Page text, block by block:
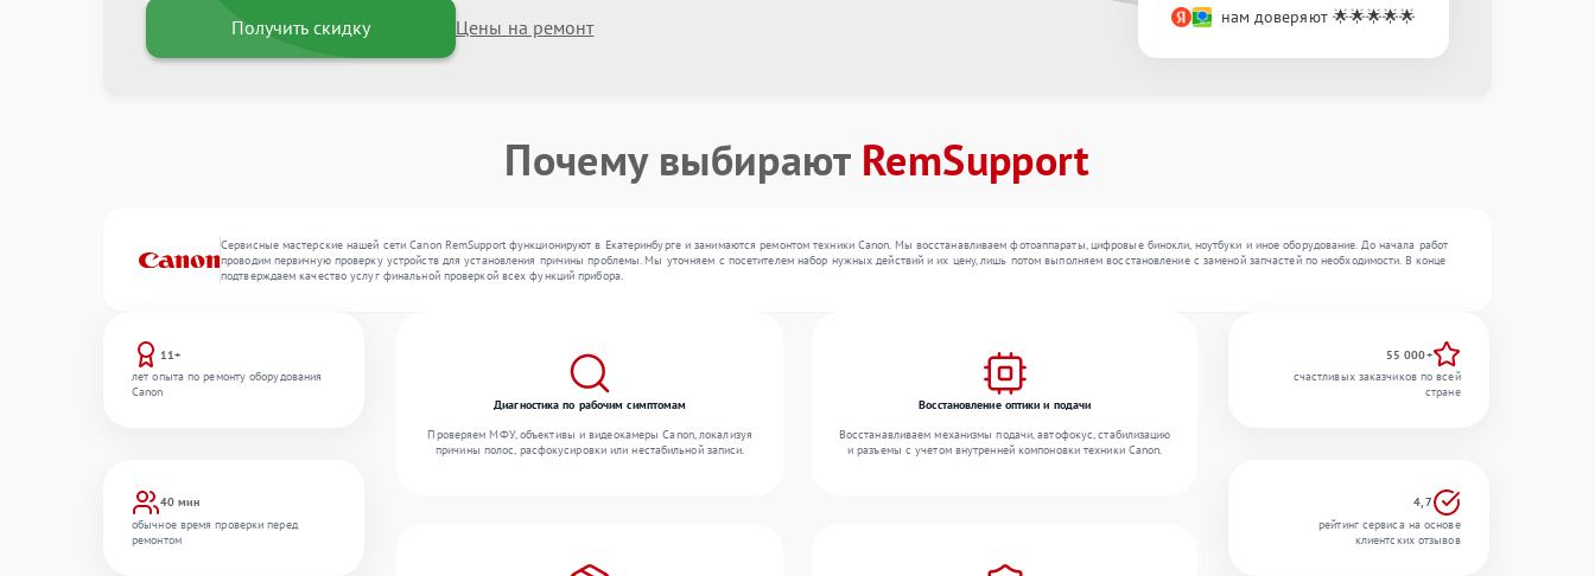
Получить скидку Цены на ремонт нам доверяют 🌟🌟🌟🌟🌟
Почему выбирают RemSupport
Сервисные мастерские нашей сети Canon RemSupport функционируют в Екатеринбурге и занимаются ремонтом техники Canon. Мы восстанавливаем фотоаппараты, цифровые бинокли, ноутбуки и иное оборудование. До начала работ
проводим первичную проверку устройств для установления причины проблемы. Мы уточняем с посетителем набор нужных действий и их цену, лишь потом выполняем восстановление с заменой запчастей по необходимости. В конце
подтверждаем качество услуг финальной проверкой всех функций прибора.
11+
лет опыта по ремонту оборудования
Canon
40 мин
обычное время проверки перед
ремонтом
Диагностика по рабочим симптомам
Проверяем МФУ, объективы и видеокамеры Canon, локализуя
причины полос, расфокусировки или нестабильной записи.
Восстановление оптики и подачи
Восстанавливаем механизмы подачи, автофокус, стабилизацию
и разъемы с учетом внутренней компоновки техники Canon.
55 000+
счастливых заказчиков по всей
стране
4,7
рейтинг сервиса на основе
клиентских отзывов